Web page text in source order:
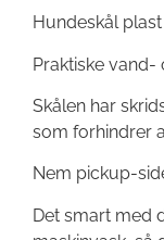
Hundeskål
Praktiske vand-
Skålen har
som forhindrer
Nem pickup-
Det smart med